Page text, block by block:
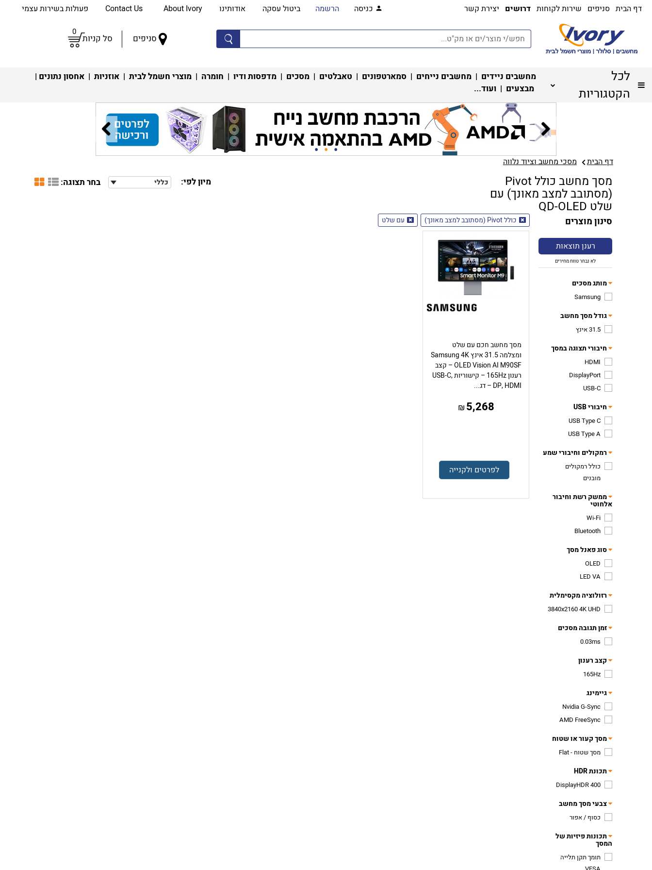
דף הבית סניפים שירות לקוחות דרושים יצירת קשר כניסה הרשמה ביטול עסקה אודותינו About Ivory פעולות בשירות עצמי
סניפים סל קניות
0
לכל
הקטגוריות
מחשבים ניידים | מחשבים נייחים | סמארטפונים | טאבלטים | מסכים | מדפסות ודיו | חומרה | מוצרי חשמל לבית | אוזניות | אחסון נתונים |
מבצעים | ועוד...
דף הבית מסכי מחשב וציוד נלווה
מסך מחשב כולל Pivot
(מסתובב למצב מאונך) עם
שלט QD-OLED
מיון לפי: כללי בחר תצוגה:
סינון מוצרים
רענן תוצאות
לא נבחר טווח מחירים
מותג מסכים
Samsung
גודל מסך מחשב
31.5 אינץ
חיבורי תצוגה במסך
HDMI
DisplayPort
USB-C
חיבורי USB
USB Type C
USB Type A
רמקולים וחיבורי שמע
כולל רמקולים
מובנים
ממשק רשת וחיבור
אלחוטי
Wi-Fi
Bluetooth
סוג פאנל מסך
OLED
LED VA
רזולוציה מקסימלית
3840x2160 4K UHD
זמן תגובה מסכים
0.03ms
קצב רענון
165Hz
גיימינג
Nvidia G-Sync
AMD FreeSync
מסך קעור או שטוח
מסך שטוח - Flat
תכונת HDR
DisplayHDR 400
צבעי מסך מחשב
כסוף / אפור
תכונות פיזיות של
המסך
תומך תקן תלייה
כולל Pivot (מסתובב למצב מאונך) עם שלט
מסך מחשב חכם עם שלט
ומצלמה 31.5 אינץ Samsung 4K
OLED Vision AI M90SF – קצב
רענון 165Hz – קישוריות USB-C,
DP, HDMI – דג...
5,268
₪
לפרטים ולקנייה